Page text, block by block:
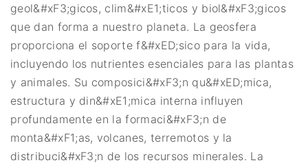
geol&#xF3;gicos, clim&#xE1;ticos y biol&#xF3;gicos
que dan forma a nuestro planeta. La geosfera
proporciona el soporte f&#xED;sico para la vida,
incluyendo los nutrientes esenciales para las plantas
y animales. Su composici&#xF3;n qu&#xED;mica,
estructura y din&#xE1;mica interna influyen
profundamente en la formaci&#xF3;n de
monta&#xF1;as, volcanes, terremotos y la
distribuci&#xF3;n de los recursos minerales. La